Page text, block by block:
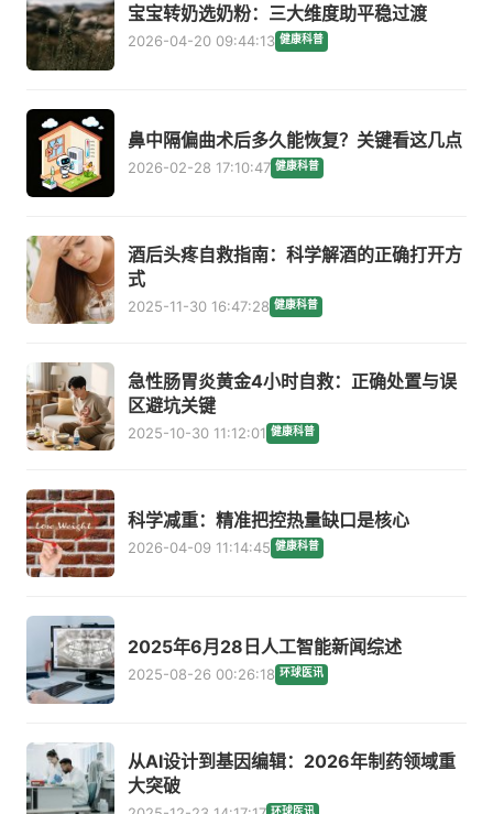
宝宝转奶选奶粉：三大维度助平稳过渡
2026-04-20 09:44:13 健康科普
鼻中隔偏曲术后多久能恢复？关键看这几点
2026-02-28 17:10:47 健康科普
酒后头疼自救指南：科学解酒的正确打开方
式
2025-11-30 16:47:28 健康科普
急性肠胃炎黄金4小时自救：正确处置与误
区避坑关键
2025-10-30 11:12:01 健康科普
科学减重：精准把控热量缺口是核心
2026-04-09 11:14:45 健康科普
2025年6月28日人工智能新闻综述
2025-08-26 00:26:18 环球医讯
从AI设计到基因编辑：2026年制药领域重
大突破
环球医讯